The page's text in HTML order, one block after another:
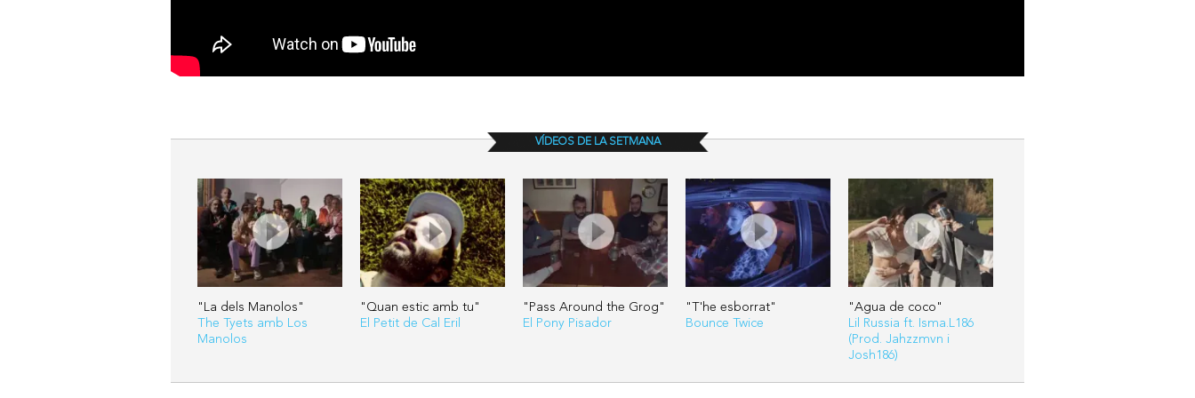
VÍDEOS DE LA SETMANA
"La dels Manolos"
The Tyets amb Los
Manolos
"Quan estic amb tu"
El Petit de Cal Eril
"Pass Around the Grog"
El Pony Pisador
"T'he esborrat"
Bounce Twice
"Agua de coco"
Lil Russia ft. Isma.L186
(Prod. Jahzzmvn i
Josh186)